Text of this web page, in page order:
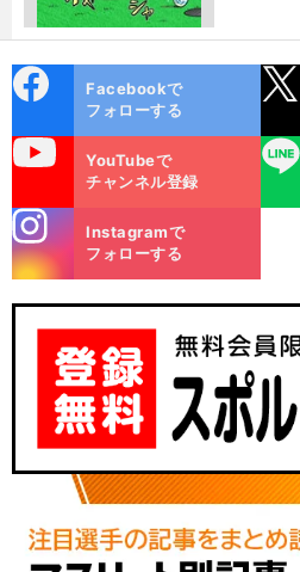
ok
Facebookで
フォローする
YouTubeで
チャンネル登録
LINE
m
Instagramで
フォローする